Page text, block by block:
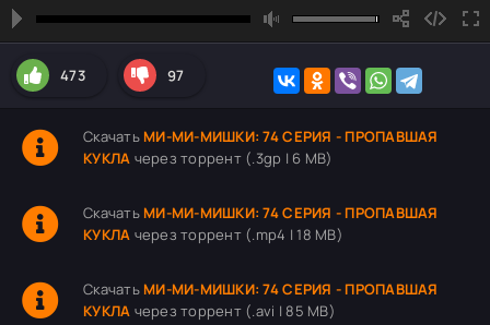
473 97
Скачать МИ-МИ-МИШКИ: 74 СЕРИЯ - ПРОПАВШАЯ
КУКЛА через торрент (.3gp | 6 MB)
Скачать МИ-МИ-МИШКИ: 74 СЕРИЯ - ПРОПАВШАЯ
КУКЛА через торрент (.mp4 | 18 MB)
Скачать МИ-МИ-МИШКИ: 74 СЕРИЯ - ПРОПАВШАЯ
КУКЛА через торрент (.avi | 85 MB)